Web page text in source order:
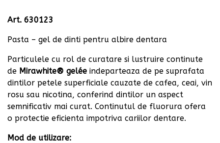
Art. 630123
Pasta – gel de dinti pentru albire dentara
Particulele cu rol de curatare si lustruire continute
de Mirawhite® gelée indeparteaza de pe suprafata
dintilor petele superficiale cauzate de cafea, ceai, vin
rosu sau nicotina, conferind dintilor un aspect
semnificativ mai curat. Continutul de fluorura ofera
o protectie eficienta impotriva cariilor dentare.
Mod de utilizare: